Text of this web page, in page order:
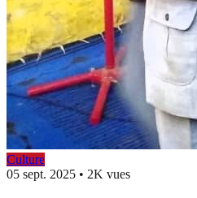
Culture
05 sept. 2025 • 2K vues